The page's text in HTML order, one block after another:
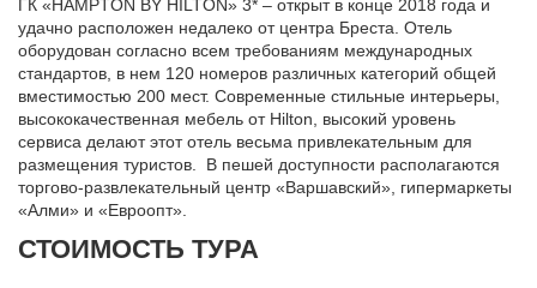
ГК «HAMPTON BY HILTON» 3* – открыт в конце 2018 года и
удачно расположен недалеко от центра Бреста. Отель
оборудован согласно всем требованиям международных
стандартов, в нем 120 номеров различных категорий общей
вместимостью 200 мест. Современные стильные интерьеры,
высококачественная мебель от Hilton, высокий уровень
сервиса делают этот отель весьма привлекательным для
размещения туристов. В пешей доступности располагаются
торгово-развлекательный центр «Варшавский», гипермаркеты
«Алми» и «Евроопт».
СТОИМОСТЬ ТУРА